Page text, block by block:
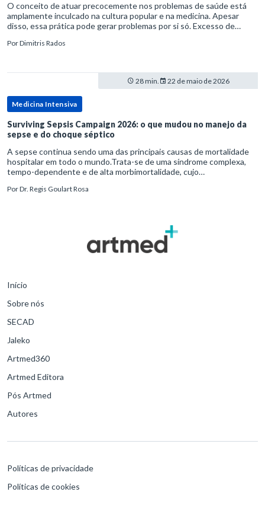
O conceito de atuar precocemente nos problemas de saúde está
amplamente inculcado na cultura popular e na medicina. Apesar
disso, essa prática pode gerar problemas por si só. Excesso de
PorDimitris Rados
28 min. 22 de maio de 2026
Medicina Intensiva
Surviving Sepsis Campaign 2026: o que mudou no manejo da
sepse e do choque séptico
A sepse continua sendo uma das principais causas de mortalidade
hospitalar em todo o mundo.Trata-se de uma síndrome complexa,
tempo-dependente e de alta morbimortalidade, cujo
para o desfe
PorDr. Regis Goulart Rosa
Início
Sobre nós
SECAD
Jaleko
Artmed360
Artmed Editora
Pós Artmed
Autores
Políticas de privacidade
Políticas de cookies